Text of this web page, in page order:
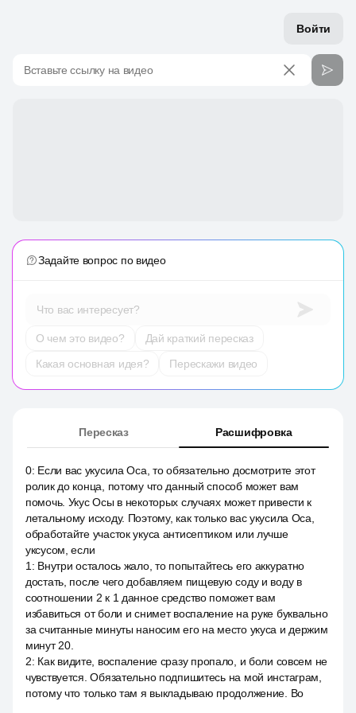
Войти
Вставьте ссылку на видео
Задайте вопрос по видео
Что вас интересует?
О чем это видео?
Дай краткий пересказ
Какая основная идея?
Перескажи видео
Пересказ Расшифровка
0: Если вас укусила Оса, то обязательно досмотрите этот
ролик до конца, потому что данный способ может вам
помочь. Укус Осы в некоторых случаях может привести к
летальному исходу. Поэтому, как только вас укусила Оса,
обработайте участок укуса антисептиком или лучше
уксусом, если
1 : Внутри осталось жало, то попытайтесь его аккуратно
достать, после чего добавляем пищевую соду и воду в
соотношении 2 к 1 данное средство поможет вам
избавиться от боли и снимет воспаление на руке буквально
за считанные минуты наносим его на место укуса и держим
минут 20.
2: Как видите, воспаление сразу пропало, и боли совсем не
чувствуется. Обязательно подпишитесь на мой инстаграм,
потому что только там я выкладываю продолжение. Во